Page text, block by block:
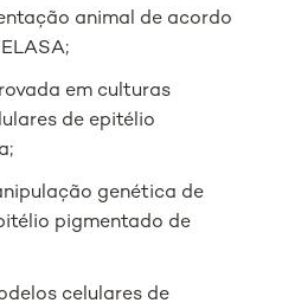
animal de acordo
em culturas
de epitélio
genética de
pigmentado de
celulares de